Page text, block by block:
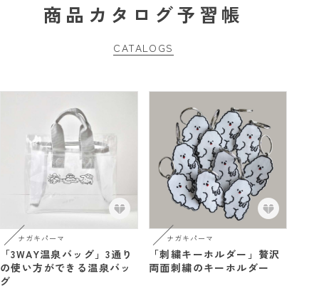
商品カタログ予習帳
CATALOGS
ナガキパーマ
「3WAY温泉バッグ」3通り
の使い方ができる温泉バッ
グ
ナガキパーマ
「刺繍キーホルダー」贅沢
両面刺繍のキーホルダー